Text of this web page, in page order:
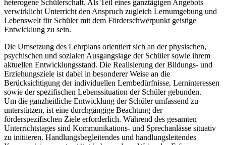
heterogene Schülerschaft. Als Teil eines ganztägigen Angebots
verwirklicht Unterricht den Anspruch zugleich Lernumgebung und
Lebenswelt für Schüler mit dem Förderschwerpunkt geistige
Entwicklung zu sein.
Die Umsetzung des Lehrplans orientiert sich an der physischen,
psychischen und sozialen Ausgangslage der Schüler sowie ihrem
aktuellen Entwicklungsstand. Die Realisierung der Bildungs- und
Erziehungsziele ist dabei in besonderer Weise an die
Berücksichtigung der individuellen Lernbedürfnisse, Lerninteressen
sowie der spezifischen Lebenssituation der Schüler gebunden.
Um die ganzheitliche Entwicklung der Schüler umfassend zu
unterstützen, ist eine durchgängige Beachtung der
förderspezifischen Ziele erforderlich. Während des gesamten
Unterrichtstages sind Kommunikations- und Sprechanlässe situativ
zu initiieren. Handlungsbegleitendes und handlungsleitendes